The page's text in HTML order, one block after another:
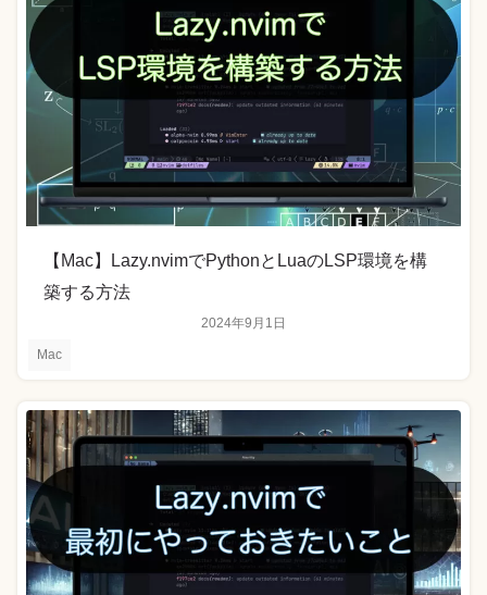
Mac
2024年9月1日
【Mac】Lazy.nvimでPythonとLuaのLSP環境を構
築する方法